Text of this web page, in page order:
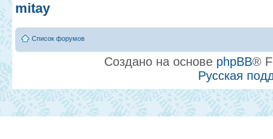
mitay
Список форумов
Создано на основе phpBB®
Русская